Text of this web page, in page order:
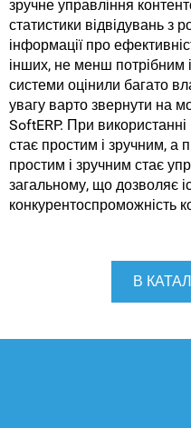
зручне управління
статистики відвідувань з
інформації про
інших, не менш потрібним
системи оцінили багато
увагу варто звернути на
SoftERP. При використанні
стає простим і зручним, а
простим і зручним стає
загальному, що дозволяє
конкурентоспроможність
В